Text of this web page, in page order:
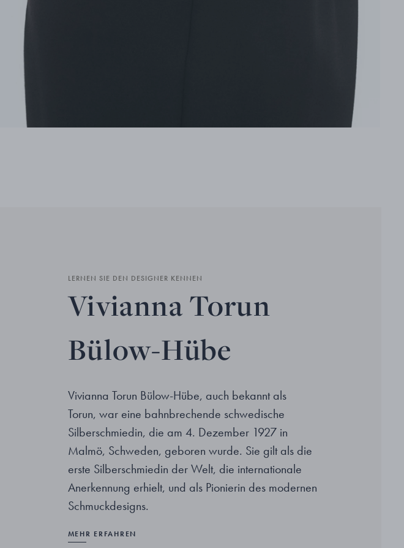
LERNEN SIE DEN DESIGNER KENNEN
Vivianna Torun
Bülow-Hübe
Vivianna Torun Bülow-Hübe, auch bekannt als
Torun, war eine bahnbrechende schwedische
Silberschmiedin, die am 4. Dezember 1927 in
Malmö, Schweden, geboren wurde. Sie gilt als die
erste Silberschmiedin der Welt, die internationale
Anerkennung erhielt, und als Pionierin des modernen
Schmuckdesigns.
MEHR ERFAHREN